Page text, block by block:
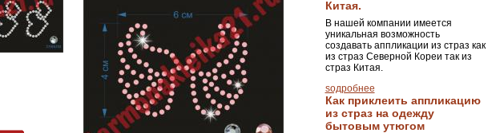
Китая.
В нашей компании имеется
уникальная возможность
создавать аппликации из страз как
из страз Северной Кореи так из
страз Китая.
ѕодробнее
Как приклеить аппликацию
из страз на одежду
бытовым утюгом